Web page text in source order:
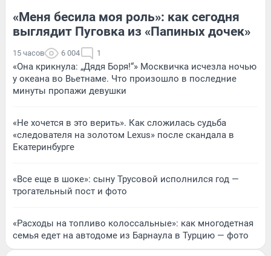
«Меня бесила моя роль»: как сегодня
выглядит Пуговка из «Папиных дочек»
15 часов 6 004 1
«Она крикнула: „Дядя Боря!“» Москвичка исчезла ночью
у океана во Вьетнаме. Что произошло в последние
минуты пропажи девушки
«Не хочется в это верить». Как сложилась судьба
«следователя на золотом Lexus» после скандала в
Екатеринбурге
«Все еще в шоке»: сыну Трусовой исполнился год —
трогательный пост и фото
«Расходы на топливо колоссальные»: как многодетная
семья едет на автодоме из Барнаула в Турцию — фото